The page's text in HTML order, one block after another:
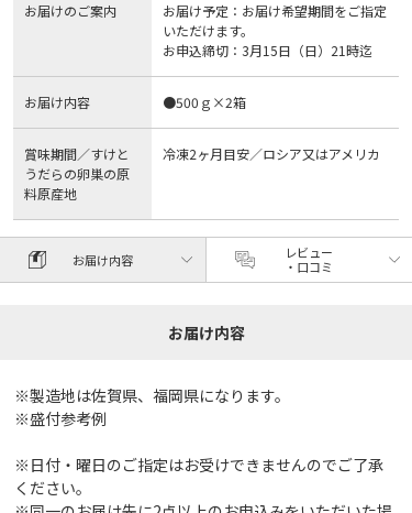
お届けのご案内
お届け予定：お届け希望期間をご指定
いただけます。
お申込締切：3月15日（日）21時迄
お届け内容 ●500ｇ×2箱
賞味期間／すけと
うだらの卵巣の原
料原産地
冷凍2ヶ月目安／ロシア又はアメリカ
お届け内容
レビュー
・口コミ
お届け内容
※製造地は佐賀県、福岡県になります。
※盛付参考例
※日付・曜日のご指定はお受けできませんのでご了承
ください。